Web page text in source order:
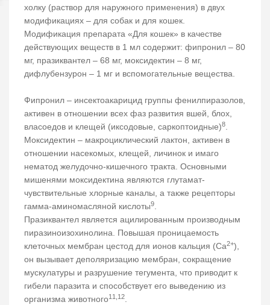
холку (раствор для наружного применения) в двух
модификациях – для собак и для кошек.
Модификация препарата «Для кошек» в качестве
действующих веществ в 1 мл содержит: фипронил – 80
мг, празиквантел – 68 мг, моксидектин – 8 мг,
дифлубензурон – 1 мг и вспомогательные вещества.
Фипронил – инсектоакарицид группы фенилпиразолов,
активен в отношении всех фаз развития вшей, блох,
власоедов и клещей (иксодовые, саркоптоидные)8.
Моксидектин – макроциклический лактон, активен в
отношении насекомых, клещей, личинок и имаго
нематод желудочно-кишечного тракта. Основными
мишенями моксидектина являются глутамат-
чувствительные хлорные каналы, а также рецепторы
гамма-аминомасляной кислоты9.
Празиквантел является ацилированным производным
пиразиноизохинолина. Повышая проницаемость
клеточных мембран цестод для ионов кальция (Са2+),
он вызывает деполяризацию мембран, сокращение
мускулатуры и разрушение тегумента, что приводит к
гибели паразита и способствует его выведению из
организма животного11,12.